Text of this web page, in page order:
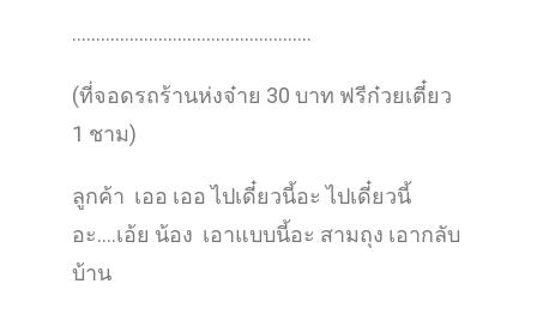
…………………………………………..
(ที่จอดรถร้านห่งจ๋าย 30 บาท ฟรีก๋วยเตี๋ยว
1 ชาม)
ลูกค้า เออ เออ ไปเดี๋ยวนี้อะ ไปเดี๋ยวนี้
อะ….เอ้ย น้อง เอาแบบนี้อะ สามถุง เอากลับ
บ้าน